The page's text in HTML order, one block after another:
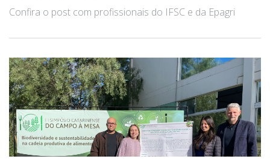
Confira o post com profissionais do IFSC e da Epagri